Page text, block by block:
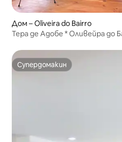
Дом – Oliveira do Bairro
Тера де Адобе * Оливейра до
Супердомакин
Супердомакин